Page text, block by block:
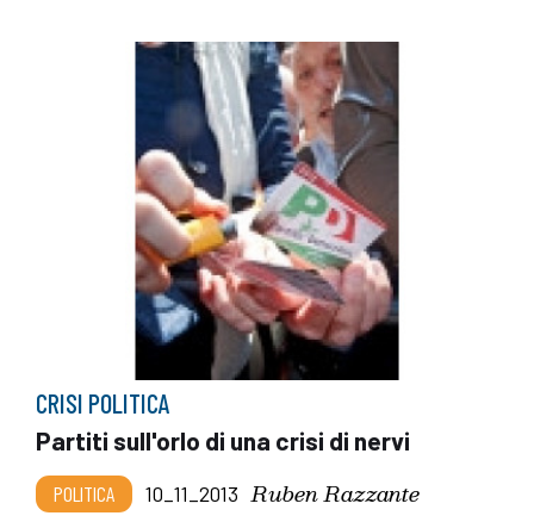
CRISI POLITICA
Partiti sull'orlo di una crisi di nervi
POLITICA 10_11_2013 Ruben Razzante